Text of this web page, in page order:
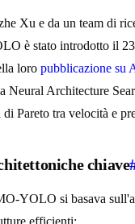
Xu e da un team di
è stato introdotto il
loro pubblicazione su
Neural Architecture
Pareto tra velocità e
chiave
YOLO si basava
efficienti: